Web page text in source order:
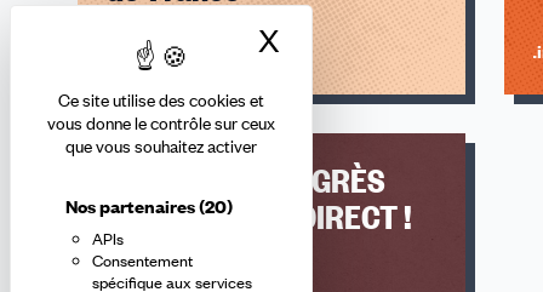
Ce site utilise des cookies et
vous donne le contrôle sur ceux
que vous souhaitez activer
Nos partenaires(20)
APIs
Consentement
spécifique aux services
X Masquer le
Lire l'article
SUIVEZ LE CONGRÈS
RÉGIONAL EN DIRECT !
Lire l'article